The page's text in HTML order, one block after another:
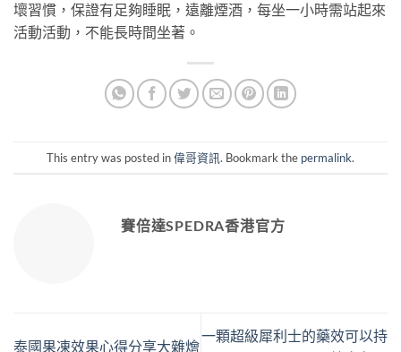
壞習慣，保證有足夠睡眠，遠離煙酒，每坐一小時需站起來
活動活動，不能長時間坐著。
This entry was posted in偉哥資訊. Bookmark the permalink.
賽倍達SPEDRA香港官方
泰國果凍效果心得分享大雜燴
一顆超級犀利士的藥效可以持